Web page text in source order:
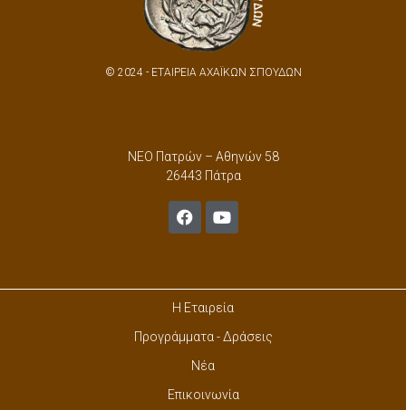
© 2024 - ΕΤΑΙΡΕΙΑ ΑΧΑΪΚΩΝ ΣΠΟΥΔΩΝ
ΝΕΟ Πατρών – Αθηνών 58
26443 Πάτρα
Η Εταιρεία
Προγράμματα - Δράσεις
Νέα
Επικοινωνία